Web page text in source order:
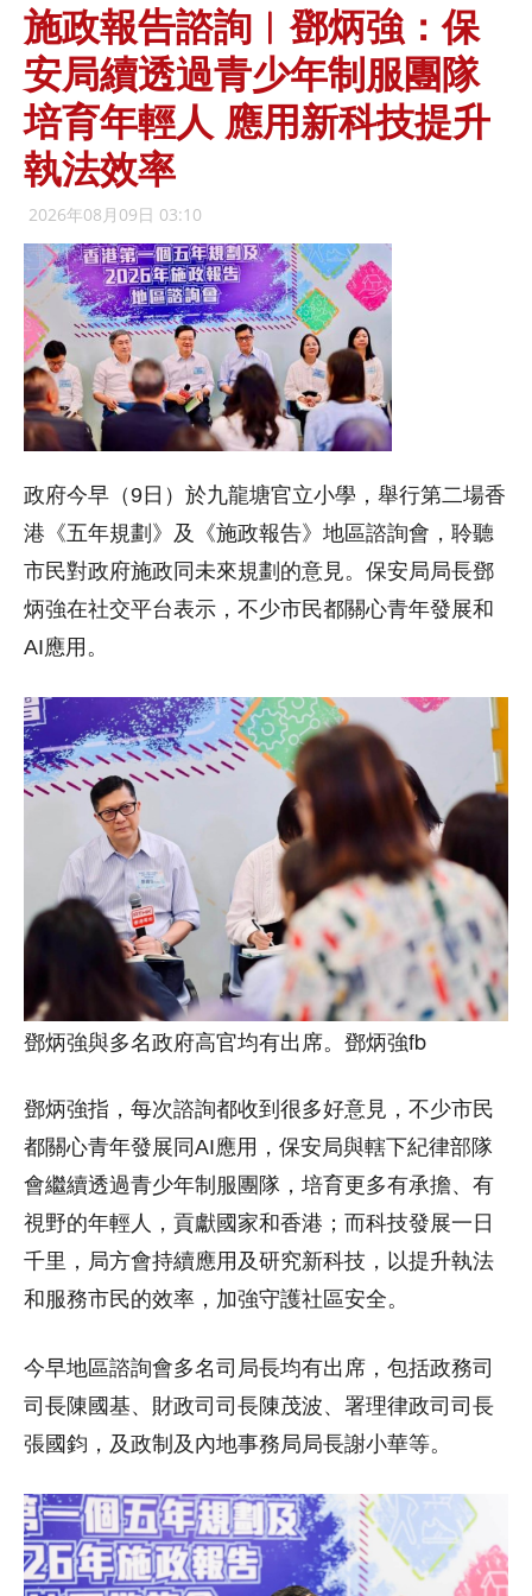
施政報告諮詢︱鄧炳強：保
安局續透過青少年制服團隊
培育年輕人 應用新科技提升
執法效率
2026年08月09日 03:10
政府今早（9日）於九龍塘官立小學，舉行第二場香
港《五年規劃》及《施政報告》地區諮詢會，聆聽
市民對政府施政同未來規劃的意見。保安局局長鄧
炳強在社交平台表示，不少市民都關心青年發展和
AI應用。
鄧炳強與多名政府高官均有出席。鄧炳強fb
鄧炳強指，每次諮詢都收到很多好意見，不少市民
都關心青年發展同AI應用，保安局與轄下紀律部隊
會繼續透過青少年制服團隊，培育更多有承擔、有
視野的年輕人，貢獻國家和香港；而科技發展一日
千里，局方會持續應用及研究新科技，以提升執法
和服務市民的效率，加強守護社區安全。
今早地區諮詢會多名司局長均有出席，包括政務司
司長陳國基、財政司司長陳茂波、署理律政司司長
張國鈞，及政制及內地事務局局長謝小華等。